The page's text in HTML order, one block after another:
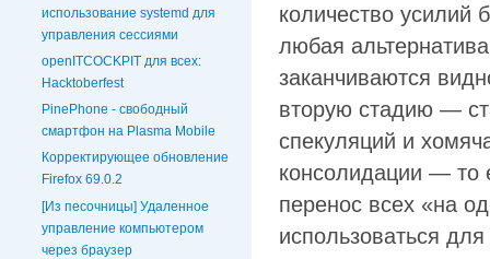
использование systemd для
управления сессиями
openITCOCKPIT для всех:
Hacktoberfest
PinePhone - свободный
смартфон на Plasma Mobile
Корректирующее обновление
Firefox 69.0.2
[Из песочницы] Удаленное
управление компьютером
через браузер
количество усилий
любая
заканчиваются
вторую стадию —
спекуляций и
консолидации — то
перенос всех «на
использоваться